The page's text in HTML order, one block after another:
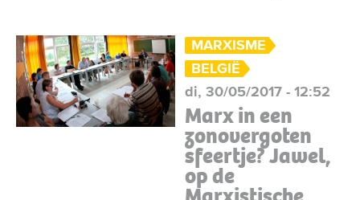
MARXISME
BELGIË
di, 30/05/2017 - 12:52
Marx in een
zonovergoten
sfeertje? Jawel,
op de